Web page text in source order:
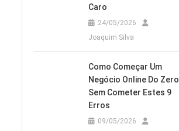
Caro
24/05/2026
Joaquim Silva
Como Começar Um
Negócio Online Do Zero
Sem Cometer Estes 9
Erros
09/05/2026